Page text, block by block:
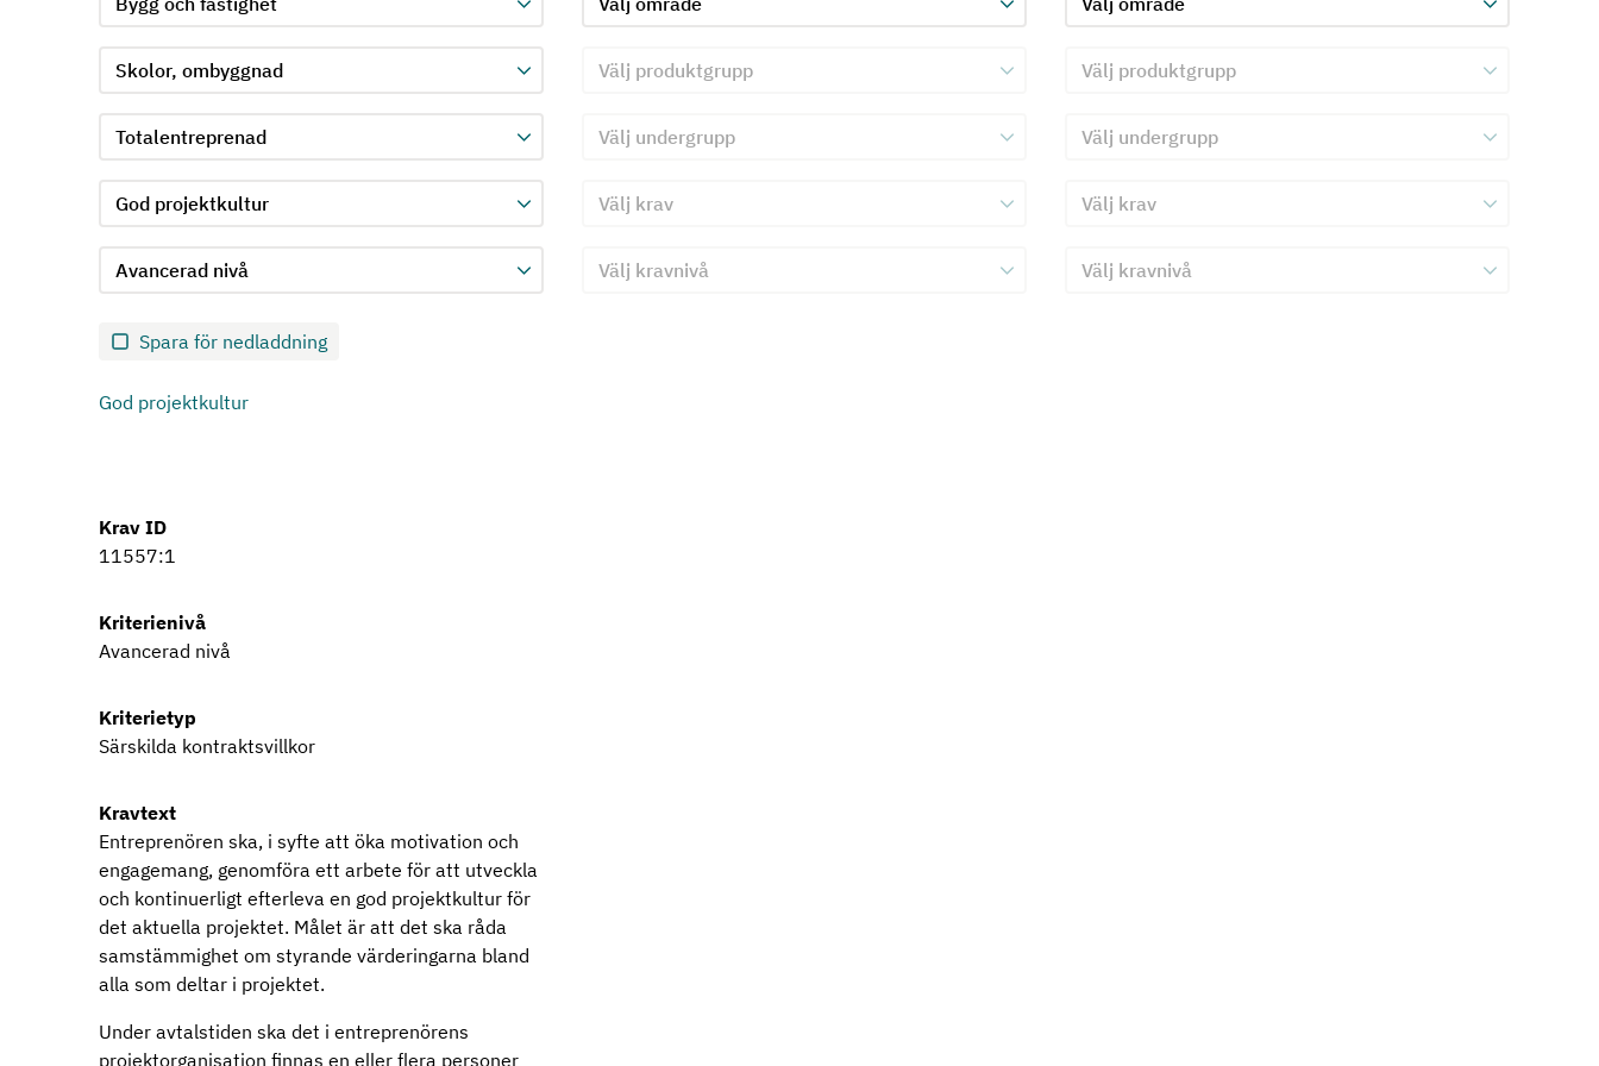
Välj produktgrupp för kriterie 1
Välj undergrupp för kriterie 1
Välj krav för kriterie 1
Välj kravnivå för kriterie 1
Spara för nedladdning
God projektkultur
Krav ID
11557:1
Kriterienivå
Avancerad nivå
Kriterietyp
Särskilda kontraktsvillkor
Kravtext
Entreprenören ska, i syfte att öka motivation och
engagemang, genomföra ett arbete för att utveckla
och kontinuerligt efterleva en god projektkultur för
det aktuella projektet. Målet är att det ska råda
samstämmighet om styrande värderingarna bland
alla som deltar i projektet.
Under avtalstiden ska det i entreprenörens
projektorganisation finnas en eller flera personer
Välj produktgrupp för kriterie 2
Välj undergrupp för kriterie 2
Välj krav för kriterie 2
Välj kravnivå för kriterie 2
Välj produktgrupp för kriterie 3
Välj undergrupp för kriterie 3
Välj krav för kriterie 3
Välj kravnivå för kriterie 3